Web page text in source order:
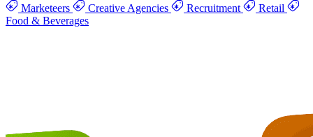
Marketeers Creative Agencies Recruitment
Retail
Food & Beverages